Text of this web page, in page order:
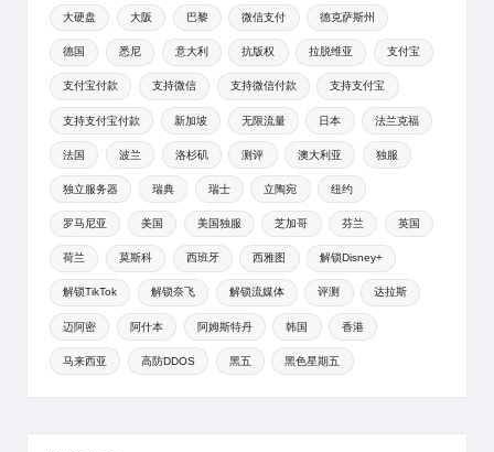
大硬盘 大阪 巴黎 微信支付 德克萨斯州
德国 悉尼 意大利 抗版权 拉脱维亚 支付宝
支付宝付款 支持微信 支持微信付款 支持支付宝
支持支付宝付款 新加坡 无限流量 日本 法兰克福
法国 波兰 洛杉矶 测评 澳大利亚 独服
独立服务器 瑞典 瑞士 立陶宛 纽约
罗马尼亚 美国 美国独服 芝加哥 芬兰 英国
荷兰 莫斯科 西班牙 西雅图 解锁Disney+
解锁TikTok 解锁奈飞 解锁流媒体 评测 达拉斯
迈阿密 阿什本 阿姆斯特丹 韩国 香港
马来西亚 高防DDOS 黑五 黑色星期五